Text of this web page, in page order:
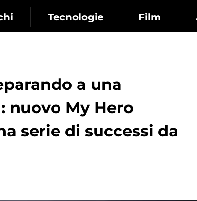
Tecnologie Film
a una
nuovo My Hero
serie di successi da